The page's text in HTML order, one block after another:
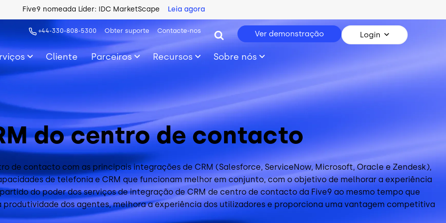
Five9 nomeada Líder: IDC MarketScape Leia agora
+44-330-808-5300 Obter suporte Contacte-nos Ver demonstração Login
Cliente Parceiros Recursos Sobre nós
do centro de contacto
de contacto com as principais integrações de CRM (Salesforce, ServiceNow, Microsoft, Oracle e Zendesk),
de telefonia e CRM que funcionam melhor em conjunto, com o objetivo de melhorar a experiência
do poder dos serviços de integração de CRM de centro de contacto da Five9 ao mesmo tempo que
dos agentes, melhora a experiência dos utilizadores e proporciona uma vantagem competitiva